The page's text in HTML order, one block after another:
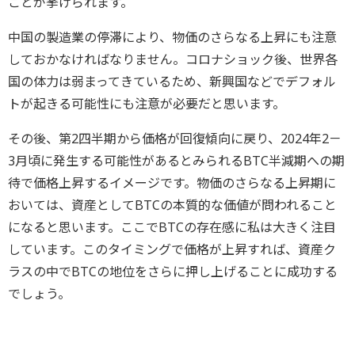
中国の製造業の停滞により、物価のさらなる上昇にも注意
しておかなければなりません。コロナショック後、世界各
国の体力は弱まってきているため、新興国などでデフォル
トが起きる可能性にも注意が必要だと思います。
その後、第2四半期から価格が回復傾向に戻り、2024年2－
3月頃に発生する可能性があるとみられるBTC半減期への期
待で価格上昇するイメージです。物価のさらなる上昇期に
おいては、資産としてBTCの本質的な価値が問われること
になると思います。ここでBTCの存在感に私は大きく注目
しています。このタイミングで価格が上昇すれば、資産ク
ラスの中でBTCの地位をさらに押し上げることに成功する
でしょう。